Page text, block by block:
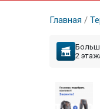
Главная /
2